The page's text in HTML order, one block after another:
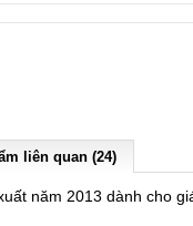
liên quan (24)
năm 2013 dành cho